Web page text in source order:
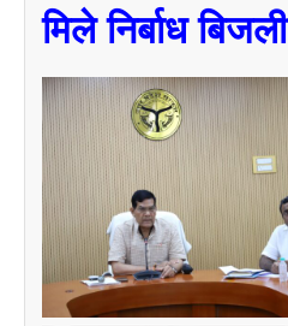
मिले निर्बाध बिजली